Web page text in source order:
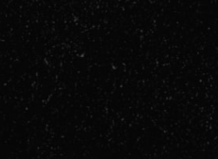
: Doprinosi boljem
energijom, omogućavajući
treninge.